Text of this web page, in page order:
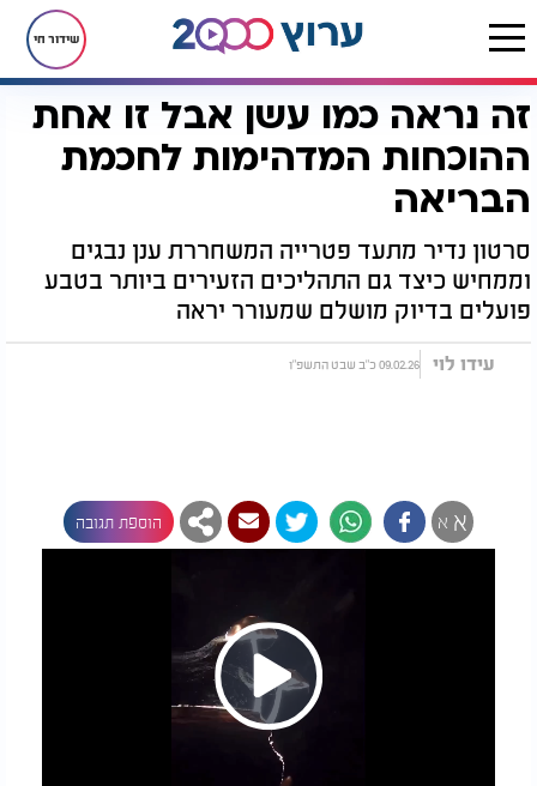
שידור חי
דף הבית יהדות נפלאות הבריאה זה נראה כמו עשן אבל זו אחת ההוכחות המדהימות לחכמת הבריאה
זה נראה כמו עשן אבל זו אחת
ההוכחות המדהימות לחכמת
הבריאה
סרטון נדיר מתעד פטרייה המשחררת ענן נבגים
וממחיש כיצד גם התהליכים הזעירים ביותר בטבע
פועלים בדיוק מושלם שמעורר יראה
עידו לוי 09.02.26 כ"ב שבט התשפ"ו
א א הוספת תגובה
Play